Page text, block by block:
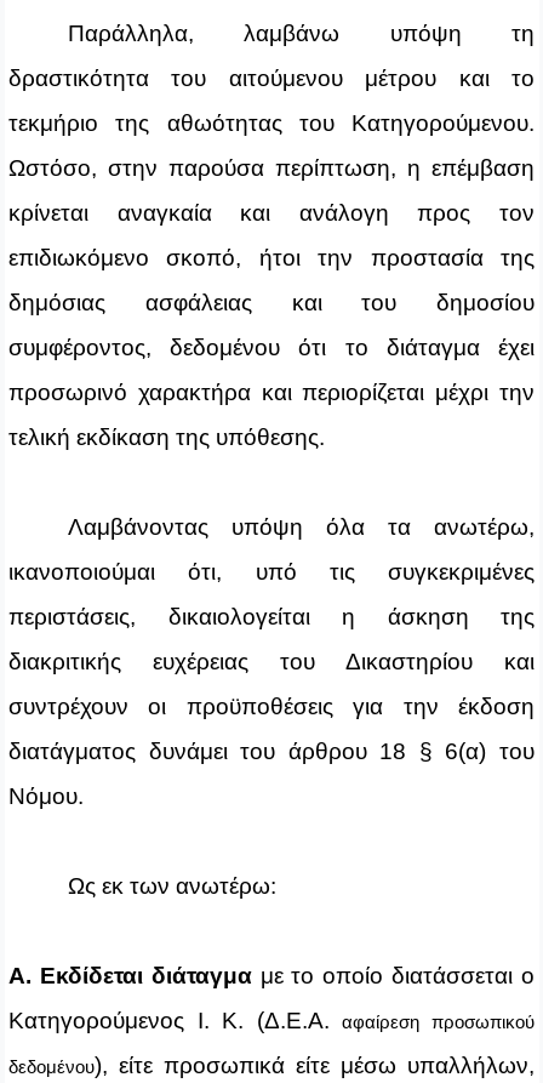
Παράλληλα, λαμβάνω υπόψη τη
δραστικότητα του αιτούμενου μέτρου και το
τεκμήριο της αθωότητας του Κατηγορούμενου.
Ωστόσο, στην παρούσα περίπτωση, η επέμβαση
κρίνεται αναγκαία και ανάλογη προς τον
επιδιωκόμενο σκοπό, ήτοι την προστασία της
δημόσιας ασφάλειας και του δημοσίου
συμφέροντος, δεδομένου ότι το διάταγμα έχει
προσωρινό χαρακτήρα και περιορίζεται μέχρι την
τελική εκδίκαση της υπόθεσης.
Λαμβάνοντας υπόψη όλα τα ανωτέρω,
ικανοποιούμαι ότι, υπό τις συγκεκριμένες
περιστάσεις, δικαιολογείται η άσκηση της
διακριτικής ευχέρειας του Δικαστηρίου και
συντρέχουν οι προϋποθέσεις για την έκδοση
διατάγματος δυνάμει του άρθρου 18 § 6(α) του
Νόμου.
Ως εκ των ανωτέρω:
Α. Εκδίδεται διάταγμαμε το οποίο διατάσσεται ο
Κατηγορούμενος Ι. Κ. (Δ.Ε.Α.αφαίρεση προσωπικού
δεδομένου), είτε προσωπικά είτε μέσω υπαλλήλων,